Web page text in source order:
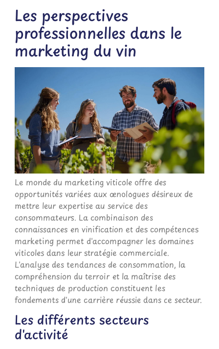
Les perspectives
professionnelles dans le
marketing du vin
Le monde du marketing viticole offre des
opportunités variées aux œnologues désireux de
mettre leur expertise au service des
consommateurs. La combinaison des
connaissances en vinification et des compétences
marketing permet d'accompagner les domaines
viticoles dans leur stratégie commerciale.
L'analyse des tendances de consommation, la
compréhension du terroir et la maîtrise des
techniques de production constituent les
fondements d'une carrière réussie dans ce secteur.
Les différents secteurs
d'activité